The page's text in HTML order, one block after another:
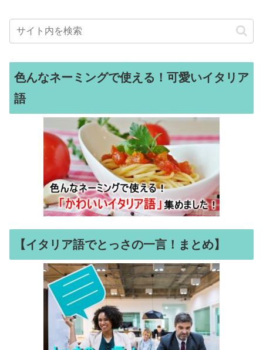
色んなネーミングで使える！可愛いイタリア
語
【イタリア語でとっさの一言！まとめ】